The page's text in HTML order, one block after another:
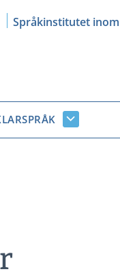
Språkinstitutet inom
Klarspråk